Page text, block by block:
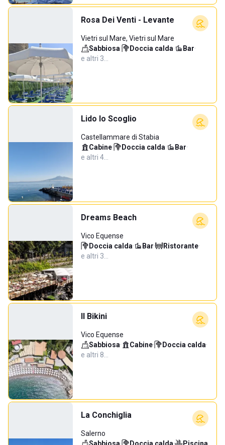
Rosa Dei Venti - Levante
Vietri sul Mare, Vietri sul Mare
Sabbiosa· Doccia calda· Bar·
e altri 3…
Lido lo Scoglio
Castellammare di Stabia
Cabine· Doccia calda· Bar·
e altri 4…
Dreams Beach
Vico Equense
Doccia calda· Bar· Ristorante·
e altri 3…
Il Bikini
Vico Equense
Sabbiosa· Cabine· Doccia calda·
e altri 8…
La Conchiglia
Salerno